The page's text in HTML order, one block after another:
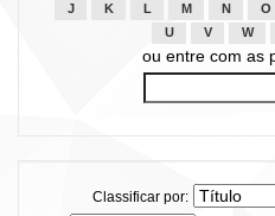
J
K L M N O
U
V W
ou entre com as
Classificar por: